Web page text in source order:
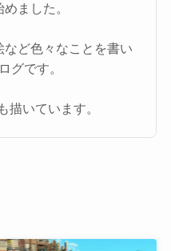
ました。
など色々なことを書い
グです。
描いています。